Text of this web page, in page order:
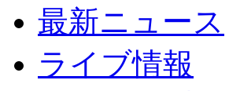
最新ニュース
ライブ情報